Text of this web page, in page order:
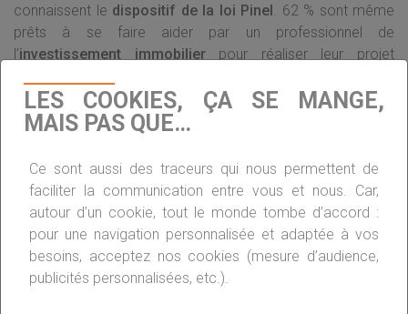
connaissent le dispositif de la loi Pinel . 62 % sont même
prêts à se faire aider par un professionnel de
l’investissement immobilierpour réaliser leur projet
SUPER PINEL
À partir de 2023,Pinel +
entre en scène sur le
marché locatif, en
LES COOKIES, ÇA SE MANGE,
MAIS PAS QUE…
Ce sont aussi des traceurs qui nous permettent de
faciliter la communication entre vous et nous. Car,
autour d’un cookie, tout le monde tombe d’accord :
pour une navigation personnalisée et adaptée à vos
besoins, acceptez nos cookies (mesure d’audience,
publicités personnalisées, etc.).